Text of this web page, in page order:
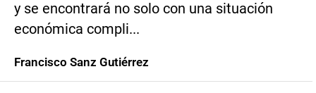
y se encontrará no solo con una situación
económica compli...
Francisco Sanz Gutiérrez